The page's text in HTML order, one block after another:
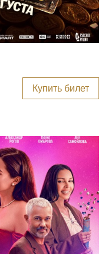
Купить билет